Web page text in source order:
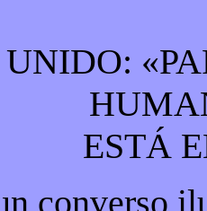
ESTÁ
converso